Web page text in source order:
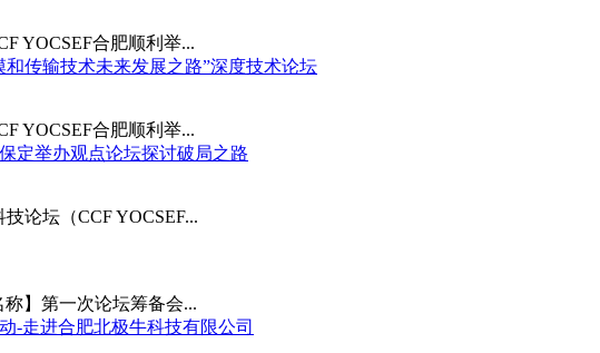
YOCSEF合肥顺利举...
传输技术未来发展之路”深度技术论坛
YOCSEF合肥顺利举...
定举办观点论坛探讨破局之路
论坛（CCF YOCSEF...
】第一次论坛筹备会...
-走进合肥北极牛科技有限公司